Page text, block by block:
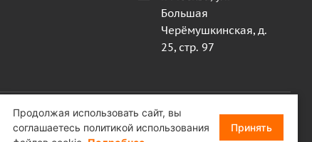
Большая
Черёмушкинская, д.
25, стр. 97
Продолжая использовать сайт, вы
соглашаетесь политикой использования
Принять